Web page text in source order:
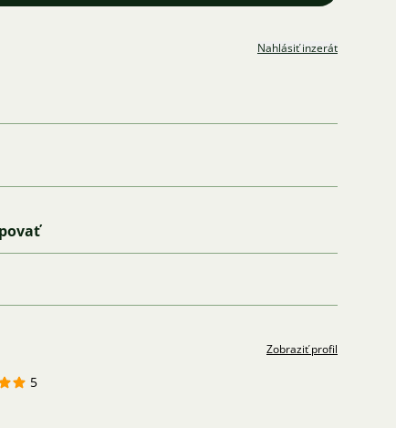
Nahlásiť inzerát
Zobraziť profil
5